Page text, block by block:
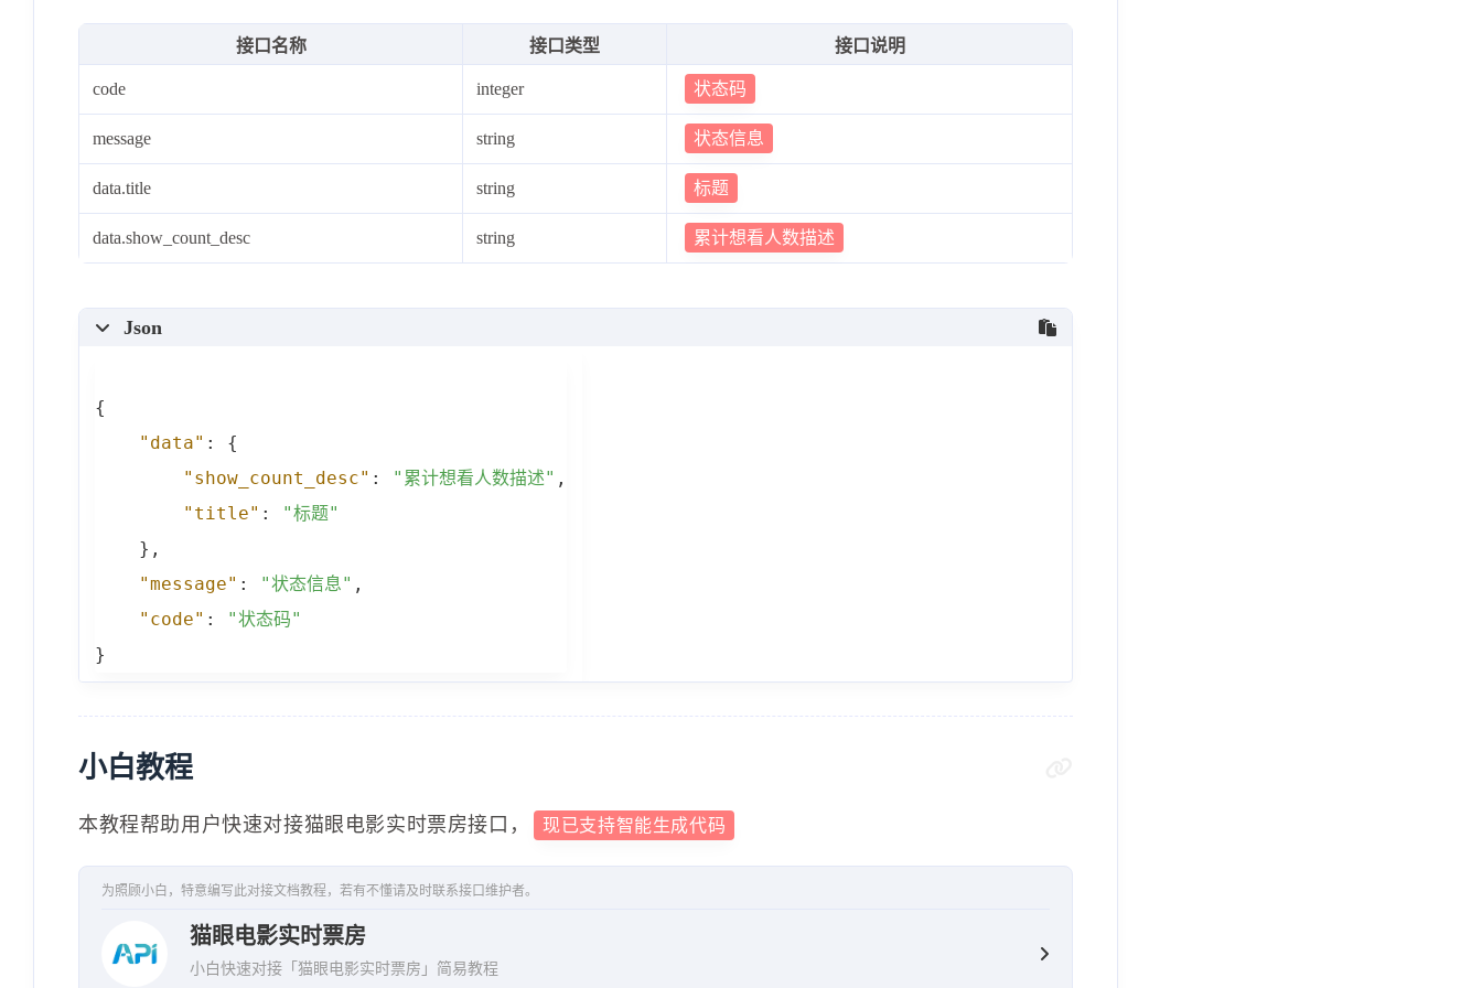
"movie_id": 1142033,
"movie_name"
"疯狂动物城2",
"上映2天"
"9117.44"
"box_office_unit": "万",
"9117.44万"
"88.2%"
"split_box_office": "8183.55",
"split_box_office_unit": "万",
"avg_show_view": "8.2",
"avg_seat_view"
"sum_split_box_desc"
},
"box_office_unit": "万"
"box_office_desc": "452.90万",
"split_box_office"
"split_box_office_unit"
接口名称 接口类型 接口说明
code integer 状态码
message string 状态信息
data.title string 标题
data.show_count_desc string 累计想看人数描述
Json
{
"data" :
{
"show_count_desc" : "累计想看人数描述" ,
"title" :
"标题"
} ,
"message" : "状态信息" ,
"code" :
"状态码"
}
小白教程
本教程帮助用户快速对接猫眼电影实时票房接口， 现已支持智能生成代码
为照顾小白，特意编写此对接文档教程，若有不懂请及时联系接口维护者。
猫眼电影实时票房
小白快速对接「猫眼电影实时票房」简易教程